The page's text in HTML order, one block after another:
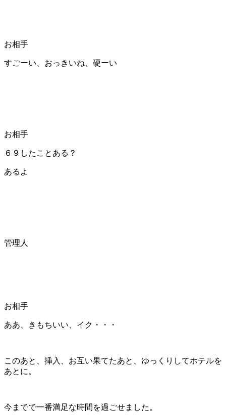
お相手
すごーい、おっきいね、硬ーい
お相手
６９したことある？
あるよ
管理人
お相手
ああ、きもちいい、イク・・・
このあと、挿入、お互い果てたあと、ゆっくりしてホテルを
あとに。
今までで一番満足な時間を過ごせました。